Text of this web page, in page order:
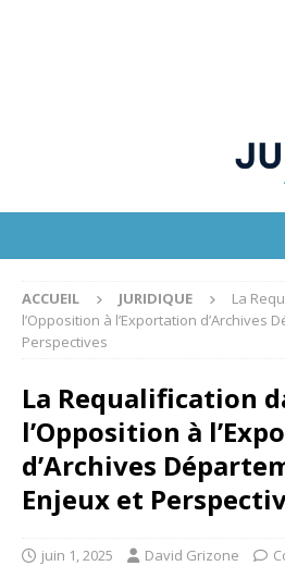
ACCUEIL JURIDIQUE
La
l’Opposition à l’Exportation d’Archives
Perspectives
La Requalification
l’Opposition à
d’Archives
Enjeux et
juin 1, 2025 David Grizone